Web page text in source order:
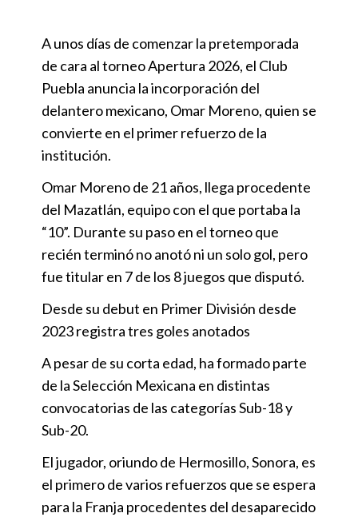
A unos días de comenzar la pretemporada
de cara al torneo Apertura 2026, el Club
Puebla anuncia la incorporación del
delantero mexicano, Omar Moreno, quien se
convierte en el primer refuerzo de la
institución.
Omar Moreno de 21 años, llega procedente
del Mazatlán, equipo con el que portaba la
“10”. Durante su paso en el torneo que
recién terminó no anotó ni un solo gol, pero
fue titular en 7 de los 8 juegos que disputó.
Desde su debut en Primer División desde
2023 registra tres goles anotados
A pesar de su corta edad, ha formado parte
de la Selección Mexicana en distintas
convocatorias de las categorías Sub-18 y
Sub-20.
El jugador, oriundo de Hermosillo, Sonora, es
el primero de varios refuerzos que se espera
para la Franja procedentes del desaparecido